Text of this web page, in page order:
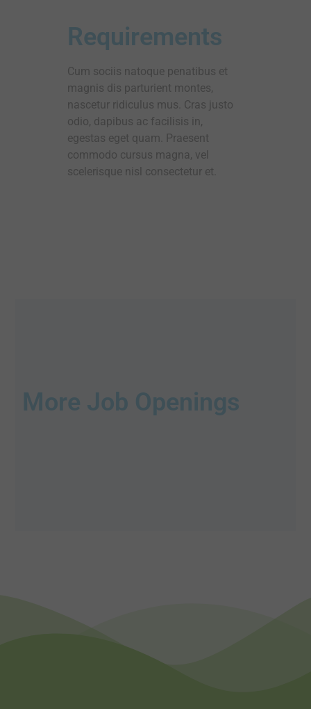
Requirements
Cum sociis natoque penatibus et
magnis dis parturient montes,
nascetur ridiculus mus. Cras justo
odio, dapibus ac facilisis in,
egestas eget quam. Praesent
commodo cursus magna, vel
scelerisque nisl consectetur et.
More Job Openings